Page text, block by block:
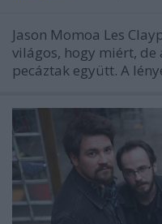
Jason Momoa Les
világos, hogy miért, de
pecáztak együtt. A